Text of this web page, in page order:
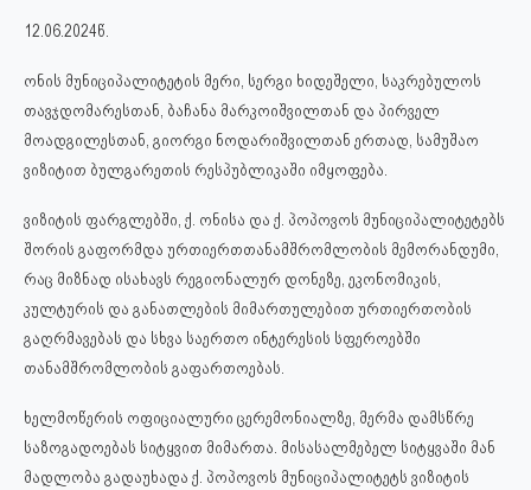
12.06.2024წ.
ონის მუნიციპალიტეტის მერი, სერგი ხიდეშელი, საკრებულოს
თავჯდომარესთან, ბაჩანა მარკოიშვილთან და პირველ
მოადგილესთან, გიორგი ნოდარიშვილთან ერთად, სამუშაო
ვიზიტით ბულგარეთის რესპუბლიკაში იმყოფება.
ვიზიტის ფარგლებში, ქ. ონისა და ქ. პოპოვოს მუნიციპალიტეტებს
შორის გაფორმდა ურთიერთთანამშრომლობის მემორანდუმი,
რაც მიზნად ისახავს რეგიონალურ დონეზე, ეკონომიკის,
კულტურის და განათლების მიმართულებით ურთიერთობის
გაღრმავებას და სხვა საერთო ინტერესის სფეროებში
თანამშრომლობის გაფართოებას.
ხელმოწერის ოფიციალური ცერემონიალზე, მერმა დამსწრე
საზოგადოებას სიტყვით მიმართა. მისასალმებელ სიტყვაში მან
მადლობა გადაუხადა ქ. პოპოვოს მუნიციპალიტეტს ვიზიტის